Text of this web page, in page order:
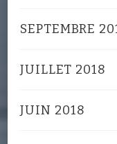
SEPTEMBRE
JUILLET 2018
JUIN 2018